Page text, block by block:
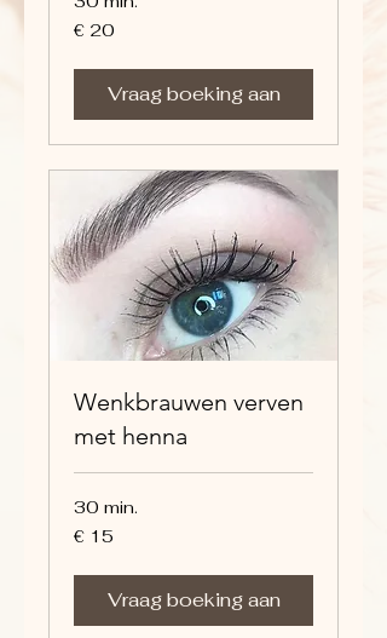
20
euro
€ 20
Vraag boeking aan
Wenkbrauwen verven
met henna
30 min.
15
euro
€ 15
Vraag boeking aan